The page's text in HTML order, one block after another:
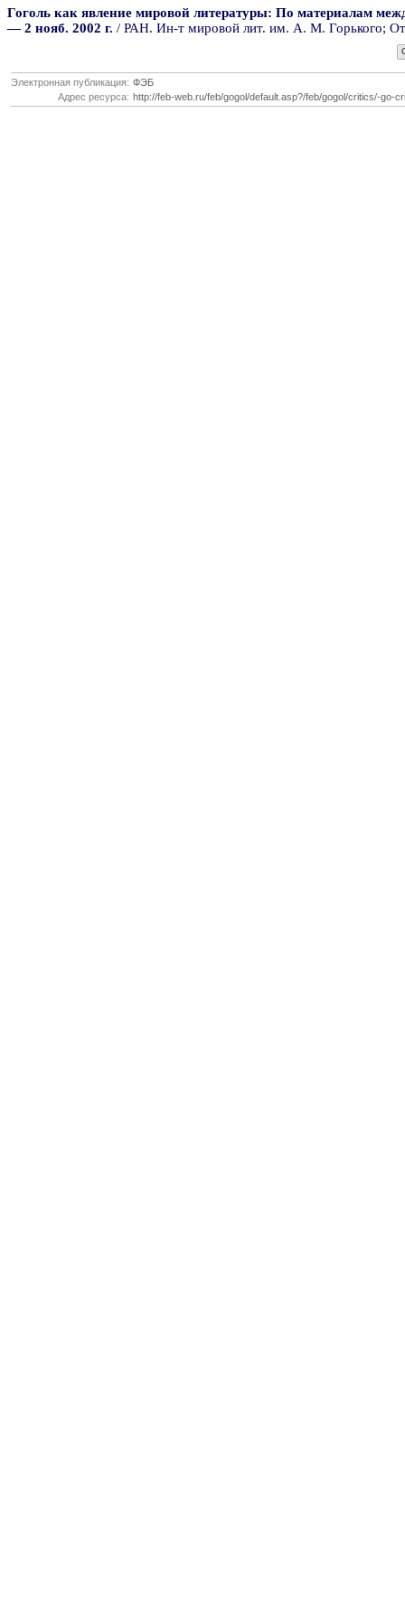
Гоголь как явление мировой литературы: По материалам
— 2 нояб. 2002 г. / РАН. Ин-т мировой лит. им. А. М. Горького;
Электронная публикация: ФЭБ
Адрес ресурса: http://feb-web.ru/feb/gogol/default.asp?/feb/gogol/critics/-go-